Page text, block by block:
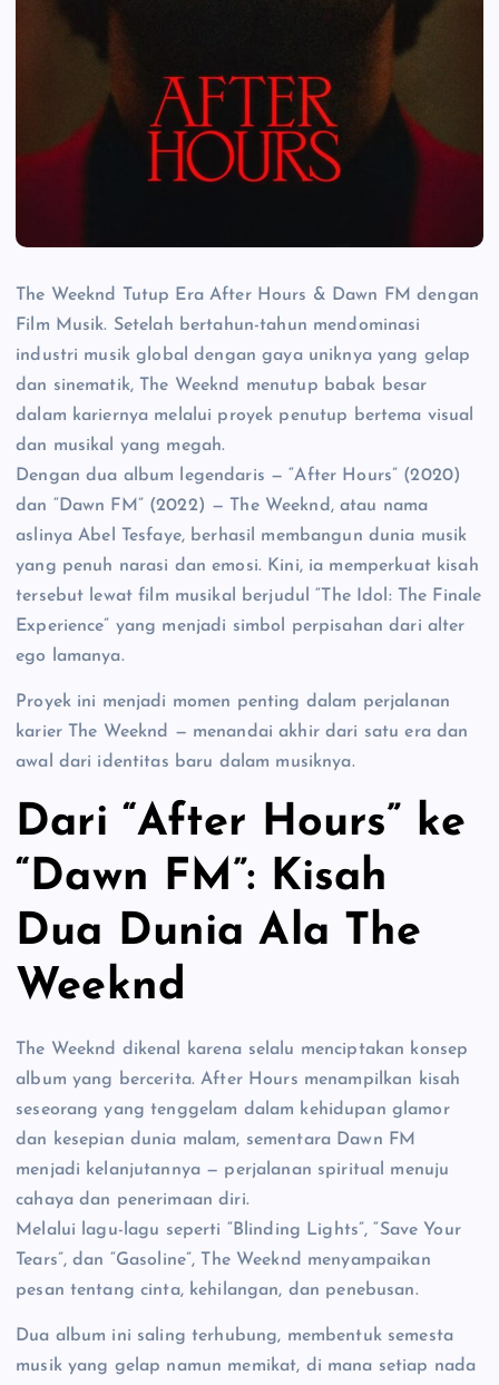
The Weeknd Tutup Era After Hours & Dawn FM dengan
Film Musik. Setelah bertahun-tahun mendominasi
industri musik global dengan gaya uniknya yang gelap
dan sinematik, The Weeknd menutup babak besar
dalam kariernya melalui proyek penutup bertema visual
dan musikal yang megah.
Dengan dua album legendaris — “After Hours” (2020)
dan “Dawn FM” (2022) — The Weeknd, atau nama
aslinya Abel Tesfaye, berhasil membangun dunia musik
yang penuh narasi dan emosi. Kini, ia memperkuat kisah
tersebut lewat film musikal berjudul “The Idol: The Finale
Experience” yang menjadi simbol perpisahan dari alter
ego lamanya.
Proyek ini menjadi momen penting dalam perjalanan
karier The Weeknd — menandai akhir dari satu era dan
awal dari identitas baru dalam musiknya.
Dari “After Hours” ke
“Dawn FM”: Kisah
Dua Dunia Ala The
Weeknd
The Weeknd dikenal karena selalu menciptakan konsep
album yang bercerita. After Hours menampilkan kisah
seseorang yang tenggelam dalam kehidupan glamor
dan kesepian dunia malam, sementara Dawn FM
menjadi kelanjutannya — perjalanan spiritual menuju
cahaya dan penerimaan diri.
Melalui lagu-lagu seperti “Blinding Lights”, “Save Your
Tears”, dan “Gasoline”, The Weeknd menyampaikan
pesan tentang cinta, kehilangan, dan penebusan.
Dua album ini saling terhubung, membentuk semesta
musik yang gelap namun memikat, di mana setiap nada